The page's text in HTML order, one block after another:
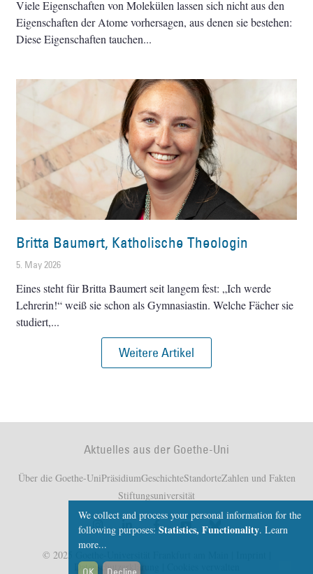
Viele Eigenschaften von Molekülen lassen sich nicht aus den
Eigenschaften der Atome vorhersagen, aus denen sie bestehen:
Diese Eigenschaften tauchen
Britta Baumert, Katholische Theologin
5. May 2026
Eines steht für Britta Baumert seit langem fest: „Ich werde
Lehrerin!“ weiß sie schon als Gymnasiastin. Welche Fächer sie
studiert,
Weitere Artikel
Aktuelles aus der Goethe-Uni
Über die Goethe-UniPräsidiumGeschichteStandorteZahlen und Fakten
Stiftungsuniversität
© 2025 Goethe-Universität Frankfurt am Main |
Datenschutzerklärung
We collect and process your personal information for the
following purposes: Statistics, Functionality. Learn
more...